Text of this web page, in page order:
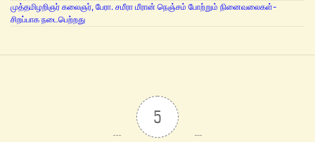
முத்தமிழறிஞர் கலைஞர், பேரா. சமீரா மீரான் நெஞ்சம் போற்றும் நினைவலைகள்-
சிறப்பாக நடைபெற்றது
5